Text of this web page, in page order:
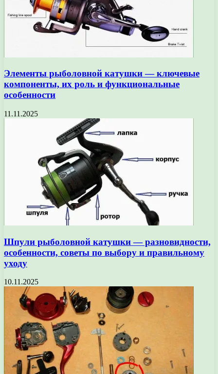
Элементы рыболовной катушки — ключевые
компоненты, их роль и функциональные
особенности
11.11.2025
Шпули рыболовной катушки — разновидности,
особенности, советы по выбору и правильному
уходу
10.11.2025